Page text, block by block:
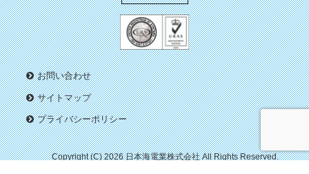
お問い合わせ
サイトマップ
プライバシーポリシー
Copyright (C) 2026 日本海電業株式会社All Rights Reserved.